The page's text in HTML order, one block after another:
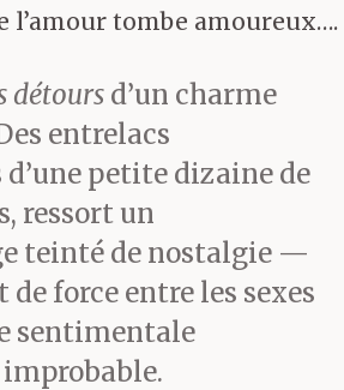
l’amour tombe amoureux….
détours d’un charme
entrelacs
petite dizaine de
ressort un
teinté de nostalgie —
de force entre les sexes
sentimentale